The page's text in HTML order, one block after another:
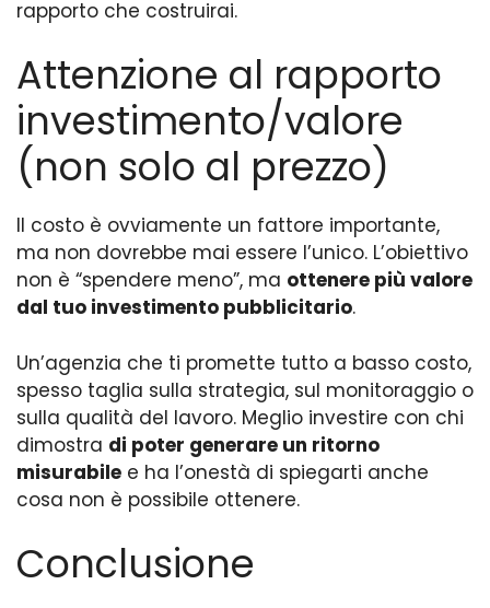
rapporto che costruirai.
Attenzione al rapporto
investimento/valore
(non solo al prezzo)
Il costo è ovviamente un fattore importante,
ma non dovrebbe mai essere l’unico. L’obiettivo
non è “spendere meno”, ma ottenere più valore
dal tuo investimento pubblicitario.
Un’agenzia che ti promette tutto a basso costo,
spesso taglia sulla strategia, sul monitoraggio o
sulla qualità del lavoro. Meglio investire con chi
dimostra di poter generare un ritorno
misurabile e ha l’onestà di spiegarti anche
cosa non è possibile ottenere.
Conclusione